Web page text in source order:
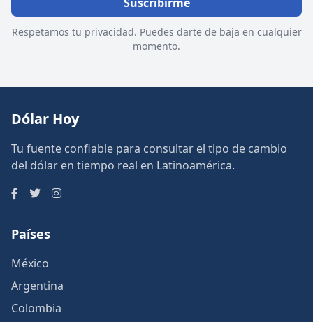
Respetamos tu privacidad. Puedes darte de baja en cualquier
momento.
Dólar Hoy
Tu fuente confiable para consultar el tipo de cambio
del dólar en tiempo real en Latinoamérica.
Países
México
Argentina
Colombia